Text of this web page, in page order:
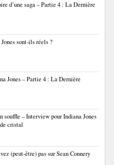
d’une saga – Partie 4 : La Dernière
sont-ils réels ?
Jones – Partie 4 : La Dernière
souffle – Interview pour Indiana Jones
cristal
(peut-être) pas sur Sean Connery